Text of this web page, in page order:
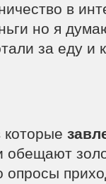
в
но я
за еду и
которые
обещают